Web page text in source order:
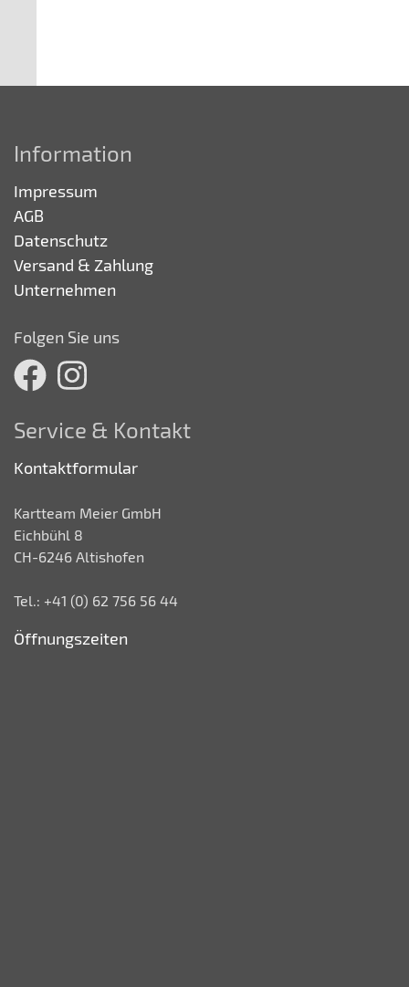
Information
Impressum
AGB
Datenschutz
Versand & Zahlung
Unternehmen
Folgen Sie uns
Service & Kontakt
Kontaktformular
Kartteam Meier GmbH
Eichbühl 8
CH-6246 Altishofen
Tel.: +41 (0) 62 756 56 44
Öffnungszeiten